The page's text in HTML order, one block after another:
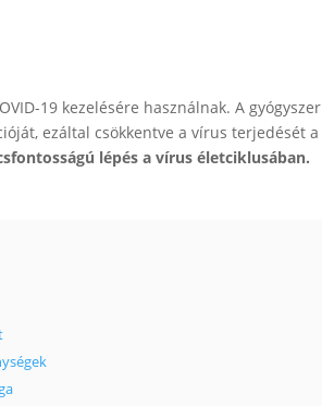
19 kezelésére használnak. A gyógyszer
ezáltal csökkentve a vírus terjedését
lépés a vírus életciklusában.